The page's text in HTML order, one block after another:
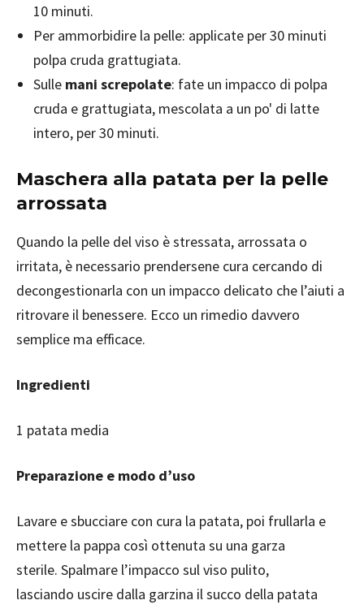
10 minuti.
Per ammorbidire la pelle: applicate per 30 minuti
polpa cruda grattugiata.
Sulle mani screpolate: fate un impacco di polpa
cruda e grattugiata, mescolata a un po' di latte
intero, per 30 minuti.
Maschera alla patata per la pelle
arrossata
Quando la pelle del viso è stressata, arrossata o
irritata, è necessario prendersene cura cercando di
decongestionarla con un impacco delicato che l’aiuti a
ritrovare il benessere. Ecco un rimedio davvero
semplice ma efficace.
Ingredienti
1 patata media
Preparazione e modo d’uso
Lavare e sbucciare con cura la patata, poi frullarla e
mettere la pappa così ottenuta su una garza
sterile. Spalmare l’impacco sul viso pulito,
lasciando uscire dalla garzina il succo della patata